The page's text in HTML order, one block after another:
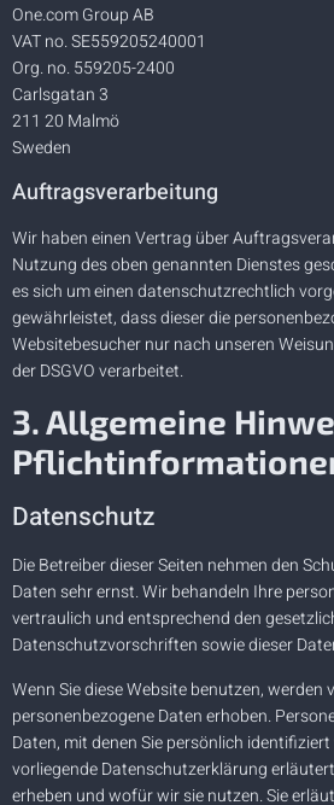
One.com Group AB
VAT no. SE559205240001
Org. no. 559205-2400
Carlsgatan 3
211 20 Malmö
Sweden
Auftragsverarbeitung
Wir haben einen Vertrag über
Nutzung des oben genannten Dienstes
es sich um einen datenschutzrechtlich
gewährleistet, dass dieser die
Websitebesucher nur nach unseren
der DSGVO verarbeitet.
3. Allgemeine
Datenschutz
Die Betreiber dieser Seiten nehmen den
Daten sehr ernst. Wir behandeln Ihre
vertraulich und entsprechend den
Datenschutzvorschriften sowie dieser
Wenn Sie diese Website benutzen, werden
personenbezogene Daten erhoben.
Daten, mit denen Sie persönlich
vorliegende Datenschutzerklärung
erheben und wofür wir sie nutzen. Sie